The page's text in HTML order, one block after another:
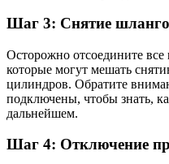
Шаг 3: Снятие
Осторожно отсоедините
которые могут мешать
цилиндров. Обратите
подключены, чтобы знать,
дальнейшем.
Шаг 4: Отключение